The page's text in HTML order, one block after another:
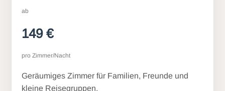
ab
149 €
pro Zimmer/Nacht
Geräumiges Zimmer für Familien, Freunde und
kleine Reisegruppen.